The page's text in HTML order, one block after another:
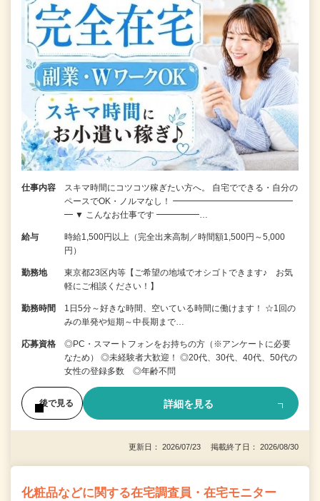
仕事内容
スキマ時間にコツコツ稼ぎたい方へ。 自宅でできる・自分の
ペースでOK・ノルマなし！ ━━━━━━━━━━━━━━
━ ▼ こんなお仕事です ━━━━━…
給与
時給1,500円以上（完全出来高制／時間額1,500円～5,000
円）
勤務地
東京都23区内等【ご希望の地域でオシゴトできます♪ お気
軽にご相談ください！】
勤務時間
1日5分～好きな時間、空いている時間に働けます！ ☆1回の
みの単発や短期～中長期まで…
応募資格
◎PC・スマートフォンをお持ちの方（※アンケートに必要
なため） ◎未経験者大歓迎！ ◎20代、30代、40代、50代の
女性の登録多数 ◎年齢不問
後で見る 詳細を見る
更新日： 2026/07/23 掲載終了日： 2026/08/30
化粧品などに関する在宅調査員・在宅モニター